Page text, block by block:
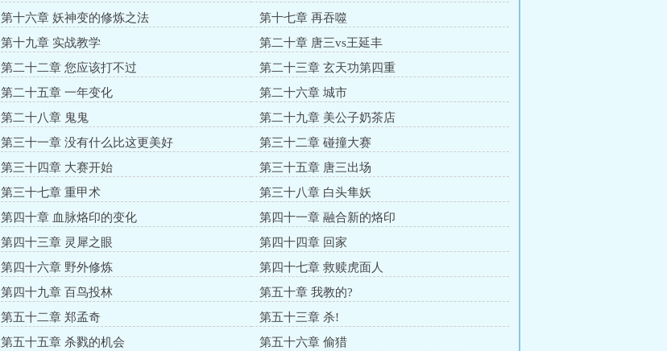
第十六章 妖神变的修炼之法
第十七章 再吞噬
第十九章 实战教学
第二十章 唐三vs王延丰
第二十二章 您应该打不过
第二十三章 玄天功第四重
第二十五章 一年变化
第二十六章 城市
第二十八章 鬼鬼
第二十九章 美公子奶茶店
第三十一章 没有什么比这更美好
第三十二章 碰撞大赛
第三十四章 大赛开始
第三十五章 唐三出场
第三十七章 重甲术
第三十八章 白头隼妖
第四十章 血脉烙印的变化
第四十一章 融合新的烙印
第四十三章 灵犀之眼
第四十四章 回家
第四十六章 野外修炼
第四十七章 救赎虎面人
第四十九章 百鸟投林
第五十章 我教的?
第五十二章 郑孟奇
第五十三章 杀!
第五十五章 杀戮的机会
第五十六章 偷猎